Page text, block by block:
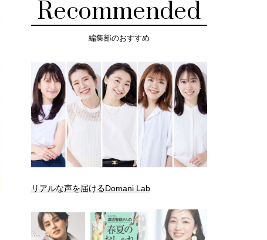
Recommended
編集部のおすすめ
リアルな声を届けるDomani Lab